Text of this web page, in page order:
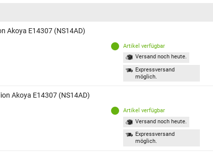
Akoya E14307 (NS14AD)
Artikel verfügbar
Versand noch heute.
Expressversand
möglich.
Akoya E14307 (NS14AD)
Artikel verfügbar
Versand noch heute.
Expressversand
möglich.